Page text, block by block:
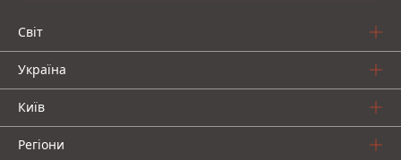
Світ
Україна
Київ
Регіони